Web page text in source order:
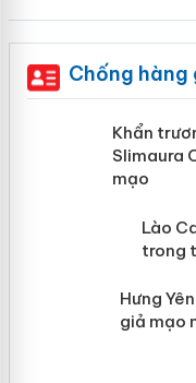
Chống hàng
mại